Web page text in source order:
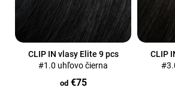
o
CLIP IN vlasy Elite 9 pcs
#1.0 uhľovo čierna
od€75
CLIP
e
t